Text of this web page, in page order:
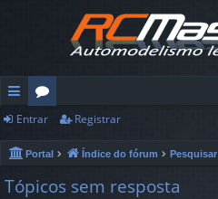
in
ks
rá
ór
u
ns
Entrar Registrar
Portal Índice do fórum Pesquisar
Tópicos sem resposta